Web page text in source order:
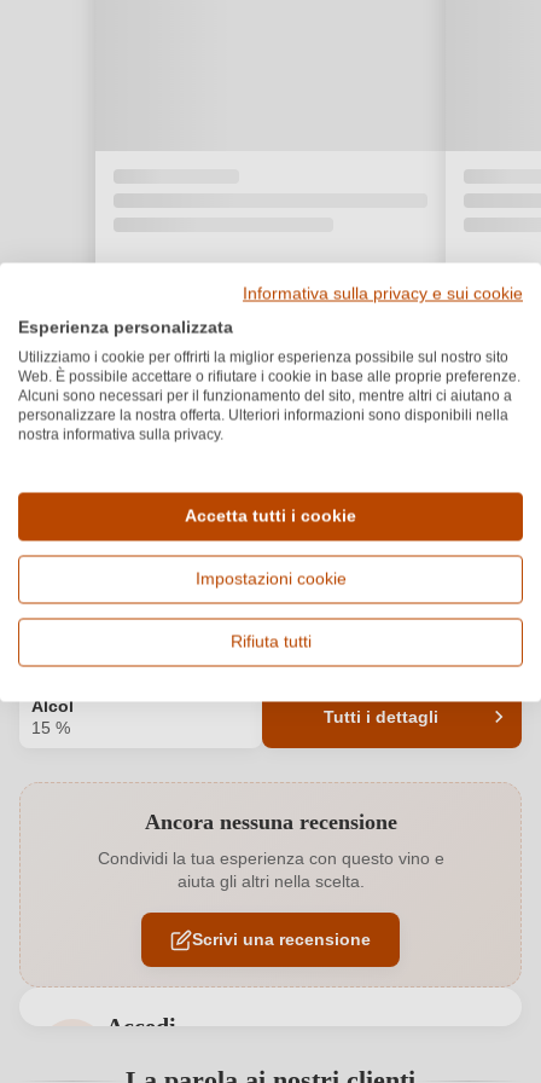
Dettagli del prodotto
Italia, Sicilia
Vitigno e tipologia
Cuvée (Rosso), Vino rosso
Sicilia DOC
Qualità
DOC
Alcol
15 %
Tutti i dettagli
Affinamento Barrique
Annata 2020
Colore dell'uva Rosso
Ancora nessuna recensione
Condividi la tua esperienza con questo vino e
aiuta gli altri nella scelta.
Scrivi una recensione
Accedi
Informativa sulla privacy e sui cookie
Esperienza personalizzata
Utilizziamo i cookie per offrirti la miglior esperienza possibile sul nostro sito
Web. È possibile accettare o rifiutare i cookie in base alle proprie preferenze.
Alcuni sono necessari per il funzionamento del sito, mentre altri ci aiutano a
personalizzare la nostra offerta. Ulteriori informazioni sono disponibili nella
nostra informativa sulla privacy.
Accetta tutti i cookie
Impostazioni cookie
Rifiuta tutti